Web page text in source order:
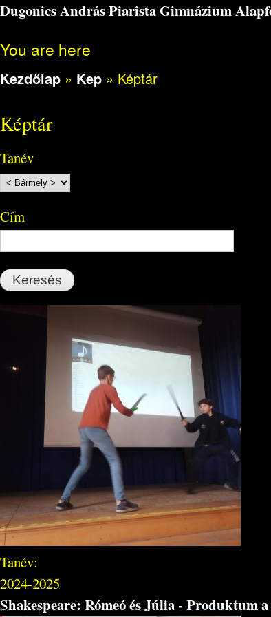
Dugonics András Piarista Gimnázium
You are here
Kezdőlap » Kep » Képtár
Képtár
Tanév
Cím
Tanév:
2024-2025
Shakespeare: Rómeó és Júlia - Produktum